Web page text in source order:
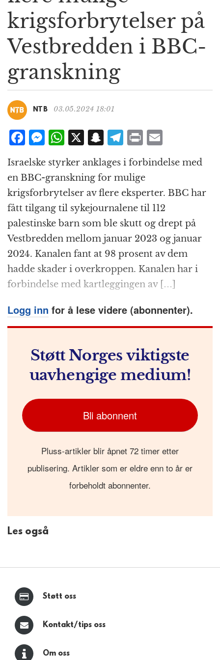
a
t
o
krigsforbrytelser på
Vestbredden i BBC-
granskning
NTB 03.05.2024 18:01
F
a
c
e
b
o
o
k
M
ss
e
n
g
e
r
W
h
at
s
A
p
p
X S
a
p
c
h
at
T
el
e
g
r
a
m
P
ri
n
t
m
ai
Israelske styrker anklages i forbindelse med
en BBC-granskning for mulige
krigsforbrytelser av flere eksperter. BBC har
fått tilgang til sykejournalene til 112
palestinske barn som ble skutt og drept på
Vestbredden mellom januar 2023 og januar
2024. Kanalen fant at 98 prosent av dem
hadde skader i overkroppen. Kanalen har i
forbindelse med kartleggingen av […]
Logg inn for å lese videre (abonnenter).
Støtt Norges viktigste
uavhengige medium!
Bli abonnent
Pluss-artikler blir åpnet 72 timer etter
publisering. Artikler som er eldre enn to år er
forbeholdt abonnenter.
Les også
Støtt oss
Kontakt/tips oss
Om oss